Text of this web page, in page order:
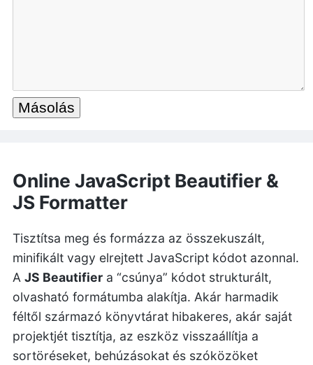
Másolás
Online JavaScript Beautifier &
JS Formatter
Tisztítsa meg és formázza az összekuszált,
minifikált vagy elrejtett JavaScript kódot azonnal.
A JS Beautifiera “csúnya” kódot strukturált,
olvasható formátumba alakítja. Akár harmadik
féltől származó könyvtárat hibakeres, akár saját
projektjét tisztítja, az eszköz visszaállítja a
sortöréseket, behúzásokat és szóközöket